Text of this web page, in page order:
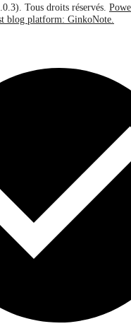
Tous droits réservés.
blog platform: GinkoNote.